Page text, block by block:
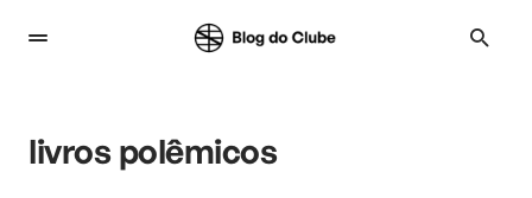
livros polêmicos